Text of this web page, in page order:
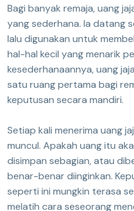
Bagi banyak remaja, uang
yang sederhana. Ia datang
lalu digunakan untuk
hal-hal kecil yang menarik
kesederhanaannya, uang
satu ruang pertama bagi
keputusan secara mandiri.
Setiap kali menerima uang
muncul. Apakah uang itu
disimpan sebagian, atau
benar-benar diinginkan.
seperti ini mungkin terasa
melatih cara seseorang